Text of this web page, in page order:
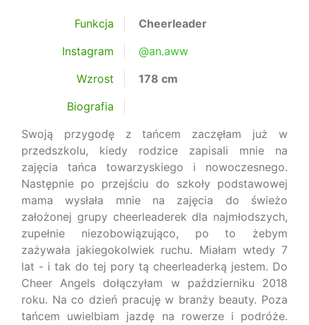
Funkcja
Cheerleader
Instagram
@an.aww
Wzrost
178 cm
Biografia
Swoją przygodę z tańcem zaczęłam już w
przedszkolu, kiedy rodzice zapisali mnie na
zajęcia tańca towarzyskiego i nowoczesnego.
Następnie po przejściu do szkoły podstawowej
mama wysłała mnie na zajęcia do świeżo
założonej grupy cheerleaderek dla najmłodszych,
zupełnie niezobowiązująco, po to żebym
zażywała jakiegokolwiek ruchu. Miałam wtedy 7
lat - i tak do tej pory tą cheerleaderką jestem. Do
Cheer Angels dołączyłam w październiku 2018
roku. Na co dzień pracuję w branży beauty. Poza
tańcem uwielbiam jazdę na rowerze i podróże.